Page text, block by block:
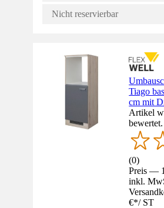
Nicht reservierbar
Tiago
cm mit
Artikel
bewertet.
(0)
Preis —
inkl.
€*/ ST